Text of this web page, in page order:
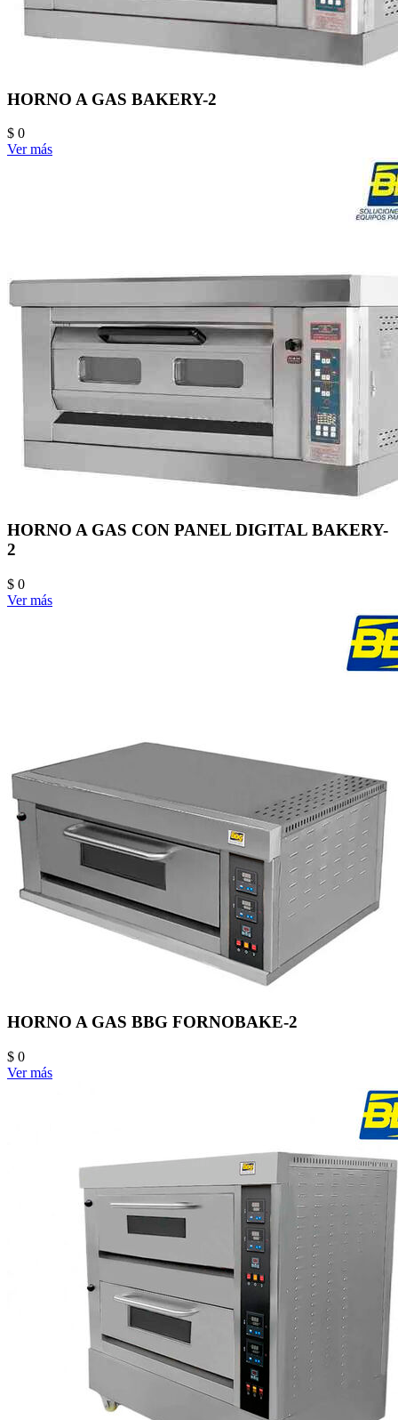
HORNO A GAS BAKERY-2
$ 0
Ver más
HORNO A GAS CON PANEL DIGITAL BAKERY-
2
$ 0
Ver más
HORNO A GAS BBG FORNOBAKE-2
$ 0
Ver más